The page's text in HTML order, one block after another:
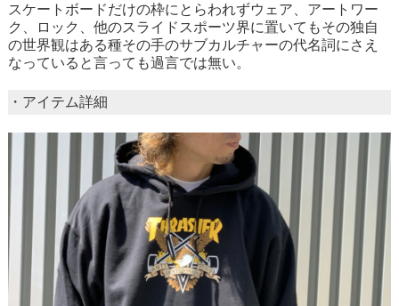
スケートボードだけの枠にとらわれずウェア、アートワー
ク、ロック、他のスライドスポーツ界に置いてもその独自
の世界観はある種その手のサブカルチャーの代名詞にさえ
なっていると言っても過言では無い。
・アイテム詳細